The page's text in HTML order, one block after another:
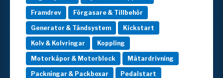
Framdrev Förgasare & Tillbehör
Generator & Tändsystem Kickstart
Kolv & Kolvringar Koppling
Motorkåpor & Motorblock Mätardrivning
Packningar & Packboxar Pedalstart